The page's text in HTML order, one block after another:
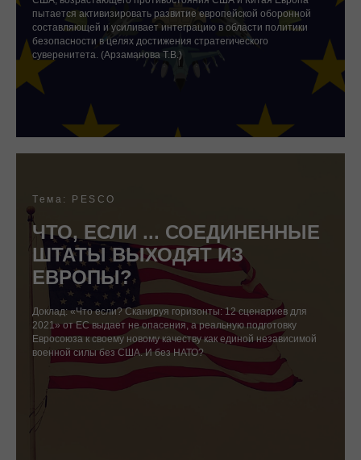
пытается активизировать развитие европейской оборонной
составляющей и усиливает интеграцию в области политики
безопасности в целях достижения стратегического
суверенитета. (Арзаманова Т.В.)
Тема: PESCO
ЧТО, ЕСЛИ ... СОЕДИНЕННЫЕ
ШТАТЫ ВЫХОДЯТ ИЗ
ЕВРОПЫ?
Доклад: «Что если? Сканируя горизонты: 12 сценариев для
2021» от ЕС выдает не опасения, а реальную подготовку
Евросоюза к своему новому качеству как единой независимой
военной силы без США. И без НАТО?